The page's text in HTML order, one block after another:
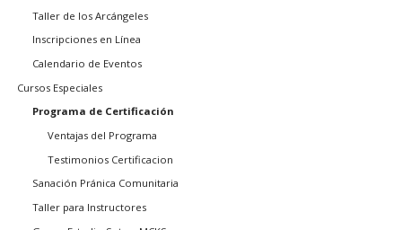
Taller de los Arcángeles
Inscripciones en Línea
Calendario de Eventos
Cursos Especiales
Programa de Certificación
Ventajas del Programa
Testimonios Certificacion
Sanación Pránica Comunitaria
Taller para Instructores